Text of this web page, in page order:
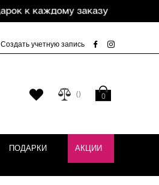
Создать учетную запись
Моя корзина
0
Мой
список
ПОДАРКИ АКЦИИ